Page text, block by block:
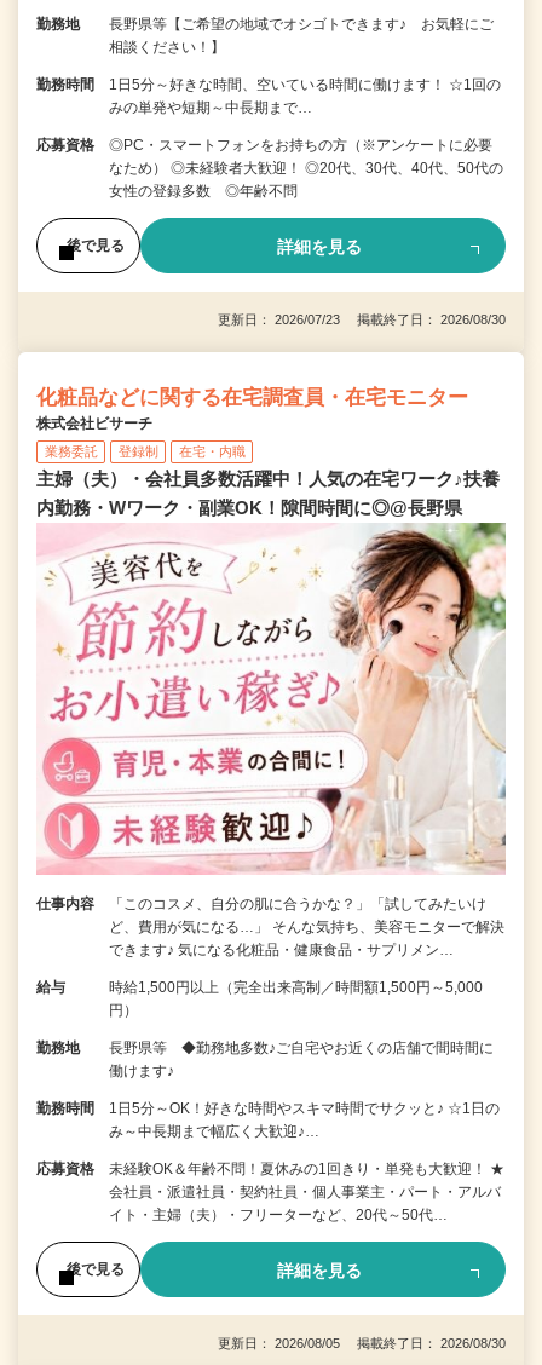
勤務地
長野県等【ご希望の地域でオシゴトできます♪ お気軽にご
相談ください！】
勤務時間
1日5分～好きな時間、空いている時間に働けます！ ☆1回の
みの単発や短期～中長期まで…
応募資格
◎PC・スマートフォンをお持ちの方（※アンケートに必要
なため） ◎未経験者大歓迎！ ◎20代、30代、40代、50代の
女性の登録多数 ◎年齢不問
後で見る 詳細を見る
更新日： 2026/07/23 掲載終了日： 2026/08/30
化粧品などに関する在宅調査員・在宅モニター
株式会社ビサーチ
業務委託 登録制 在宅・内職
主婦（夫）・会社員多数活躍中！人気の在宅ワーク♪扶養
内勤務・Wワーク・副業OK！隙間時間に◎@長野県
仕事内容
「このコスメ、自分の肌に合うかな？」「試してみたいけ
ど、費用が気になる…」 そんな気持ち、美容モニターで解決
できます♪ 気になる化粧品・健康食品・サプリメン…
給与
時給1,500円以上（完全出来高制／時間額1,500円～5,000
円）
勤務地
長野県等 ◆勤務地多数♪ご自宅やお近くの店舗で間時間に
働けます♪
勤務時間
1日5分～OK！好きな時間やスキマ時間でサクッと♪ ☆1日の
み～中長期まで幅広く大歓迎♪…
応募資格
未経験OK＆年齢不問！夏休みの1回きり・単発も大歓迎！ ★
会社員・派遣社員・契約社員・個人事業主・パート・アルバ
イト・主婦（夫）・フリーターなど、20代～50代…
後で見る 詳細を見る
更新日： 2026/08/05 掲載終了日： 2026/08/30